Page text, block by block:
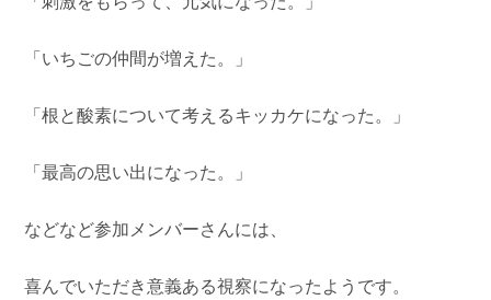
「いちごの仲間が増えた。」
「根と酸素について考えるキッカケになった。」
「最高の思い出になった。」
などなど参加メンバーさんには、
喜んでいただき意義ある視察になったようです。